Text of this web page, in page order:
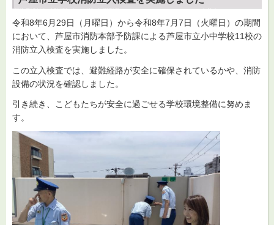
令和8年6月29日（月曜日）から令和8年7月7日（火曜日）の期間
において、芦屋市消防本部予防課による芦屋市立小中学校11校の
消防立入検査を実施しました。
この立入検査では、避難経路が安全に確保されているかや、消防
設備の状況を確認しました。
引き続き、こどもたちが安全に過ごせる学校環境整備に努めま
す。